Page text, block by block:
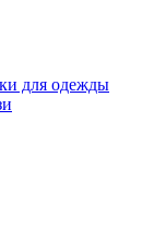
для одежды